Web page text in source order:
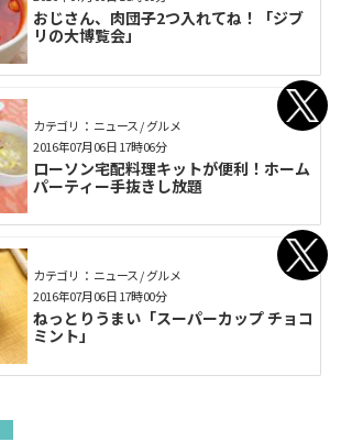
おじさん、肉団子2つ入れてね！「ジブ
リの大博覧会」
カテゴリ： ニュース / グルメ
ローソン宅配料理キットが便利！ホーム
パーティー手抜きし放題
2016年07月06日 17時06分
カテゴリ： ニュース / グルメ
ねっとりうまい「スーパーカップ チョコ
ミント」
2016年07月06日 17時00分